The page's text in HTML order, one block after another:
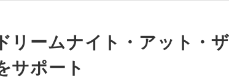
リームナイト・アット・
サポート